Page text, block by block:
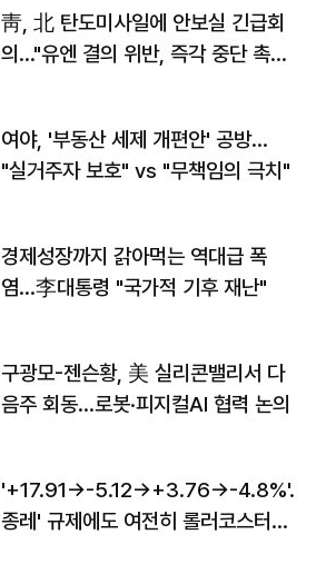
靑, 北 탄도미사일에 안보실 긴급회
의…"유엔 결의 위반, 즉각 중단 촉
여야, '부동산 세제 개편안' 공방…
"실거주자 보호" vs "무책임의 극치"
경제성장까지 갉아먹는 역대급 폭
염…李대통령 "국가적 기후 재난"
구광모-젠슨황, 美 실리콘밸리서 다
음주 회동…로봇·피지컬AI 협력 논의
'+17.91→-5.12→+3.76→-4.8%'…'
종레' 규제에도 여전히 롤러코스터